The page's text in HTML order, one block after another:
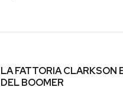
LA FATTORIA CLARKSON
DEL BOOMER